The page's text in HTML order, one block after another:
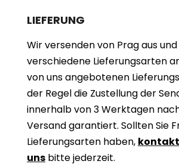
LIEFERUNG
Wir versenden von Prag aus
verschiedene Lieferungsarten
von uns angebotenen
der Regel die Zustellung der
innerhalb von 3 Werktagen
Versand garantiert. Sollten Sie
Lieferungsarten haben,
uns bitte jederzeit.